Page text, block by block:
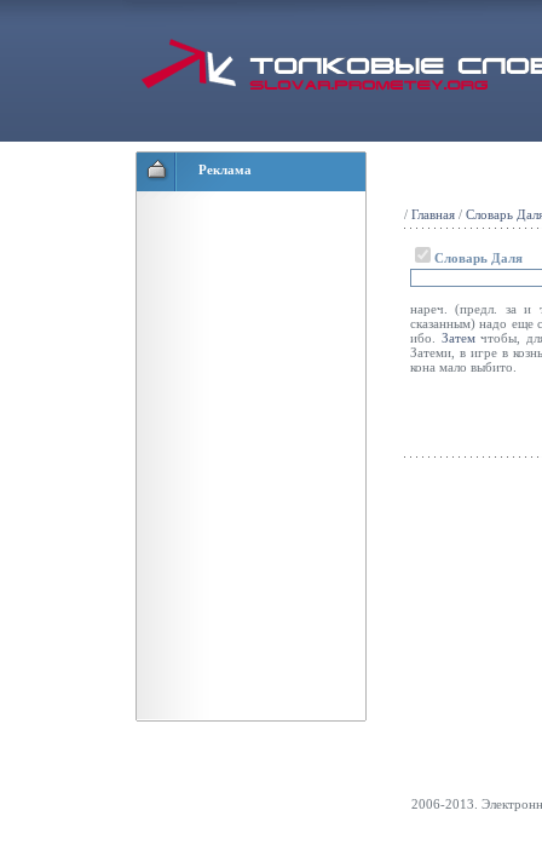
Реклама
/ Главная / Словарь
Словарь Даля
нареч. (предл. за
сказанным) надо еще
ибо. Затемчтобы,
Затеми, в игре в
кона мало выбито.
2006-2013.